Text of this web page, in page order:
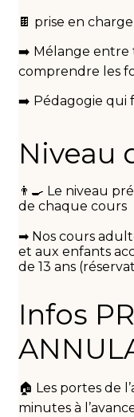
🍫 prise en
➡️ Mélange entre
comprendre les
➡️ Pédagogie qui
Niveau
👨‍🍳 Le niveau
de chaque cours
➡ ️Nos cours
et aux enfants
de 13 ans
Infos
🏠 Les portes de
minutes à